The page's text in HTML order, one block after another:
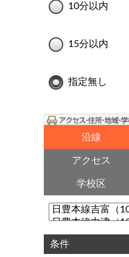
10分以内
15分以内
指定無し
沿線
アクセス
学校区
条件